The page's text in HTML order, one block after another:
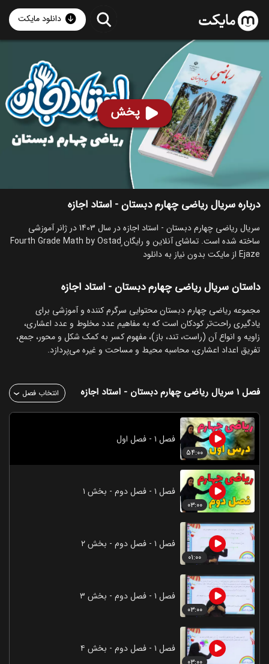
دانلود مایکت
پخش
سریال ریاضی چهارم دبستان - استاد اجازه
۱۰۳ 57%
ساخت ایران سال 1403
رده سنی ۷+
سریال
توضیحات قسمت‌ها
درباره سریال ریاضی چهارم دبستان - استاد اجازه
سریال ریاضی چهارم دبستان - استاد اجازه در سال 1403 در ژانر آموزشی
ساخته شده است. تماشای آنلاین و رایگان ٍFourth Grade Math by Ostad
Ejaze از مایکت بدون نیاز به دانلود
داستان سریال ریاضی چهارم دبستان - استاد اجازه
‏مجموعه ریاضی چهارم دبستان محتوایی سرگرم کننده و آموزشی برای
یادگیری راحت‌تر کودکان است که به مفاهیم عدد مخلوط و عدد اعشاری،
زاویه و انواع آن (راست، تند، باز)، مفهوم کسر به کمک شکل و محور، جمع،
تفریق اعداد اعشاری، محاسبه محیط و مساحت و غیره می‌پردازد.
فصل ۱ سریال ریاضی چهارم دبستان - استاد اجازه انتخاب فصل
۵۴:۰۰
فصل ۱ - فصل اول
۰۳:۰۰
فصل ۱ - فصل دوم - بخش ۱
۰۱:۰۰
فصل ۱ - فصل دوم - بخش ۲
۰۳:۰۰
فصل ۱ - فصل دوم - بخش ۳
فصل ۱ - فصل دوم - بخش ۴